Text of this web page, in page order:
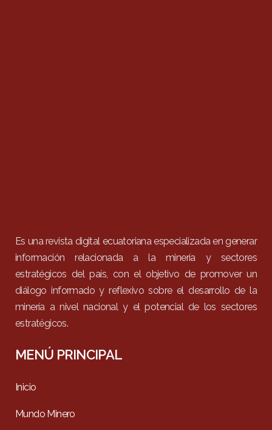
Es una revista digital ecuatoriana especializada en generar
información relacionada a la minería y sectores
estratégicos del país, con el objetivo de promover un
diálogo informado y reflexivo sobre el desarrollo de la
minería a nivel nacional y el potencial de los sectores
estratégicos.
MENÚ PRINCIPAL
Inicio
Mundo Minero